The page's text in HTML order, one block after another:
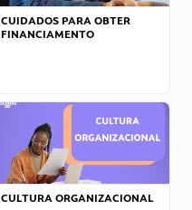
CUIDADOS PARA OBTER
FINANCIAMENTO
CULTURA ORGANIZACIONAL